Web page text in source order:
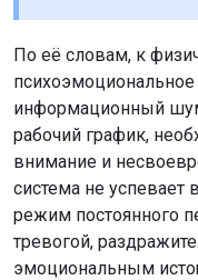
По её словам, к
информационный
рабочий график,
внимание и
система не успевает
режим постоянного
тревогой,
эмоциональным